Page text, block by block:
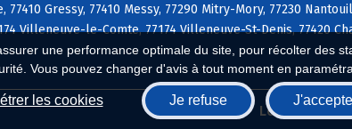
une performance optimale du site, pour récolter des
Vous pouvez changer d'avis à tout moment en
les cookies Je refuse J'accepte
77410 Gressy, 77410 Messy, 77290 Mitry-Mory, 77230
Villeneuve-le-Comte, 77174 Villeneuve-St-Denis, 77420
Biocoop.fr Le réseau